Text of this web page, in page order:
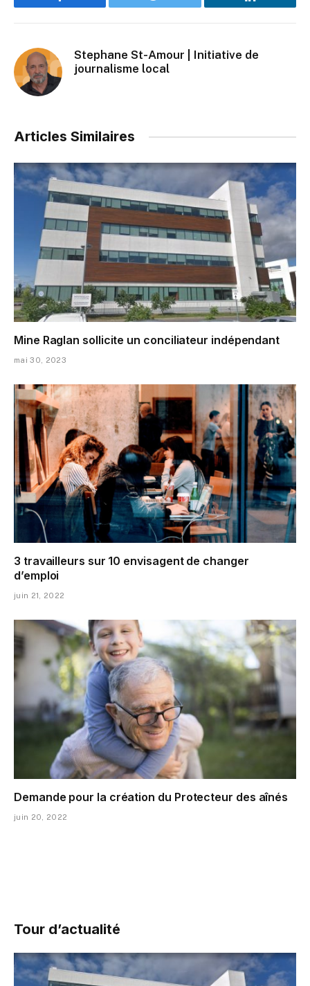
Facebook Twitter LinkedIn
Stephane St-Amour | Initiative de
journalisme local
Articles Similaires
Mine Raglan sollicite un conciliateur indépendant
mai 30, 2023
3 travailleurs sur 10 envisagent de changer
d’emploi
juin 21, 2022
Demande pour la création du Protecteur des aînés
juin 20, 2022
Tour d’actualité